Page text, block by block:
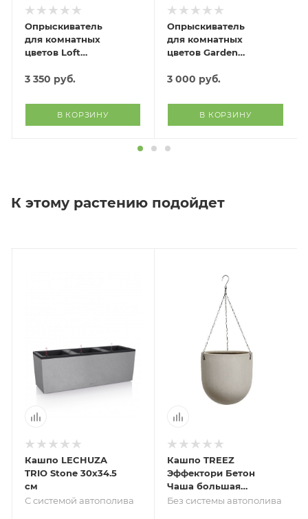
Опрыскиватель
для комнатных
цветов Loft
3 350 руб.
В КОРЗИНУ
Опрыскиватель
для комнатных
цветов Garden
3 000 руб.
В КОРЗИНУ
К этому растению подойдет
Кашпо LECHUZA
TRIO Stone 30х34.5
см
С системой автополива
Кашпо TREEZ
Эффектори Бетон
Чаша большая
подвесная Белый
Без системы автополива